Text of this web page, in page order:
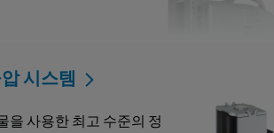
시스템
을 사용한 최고 수준의 정